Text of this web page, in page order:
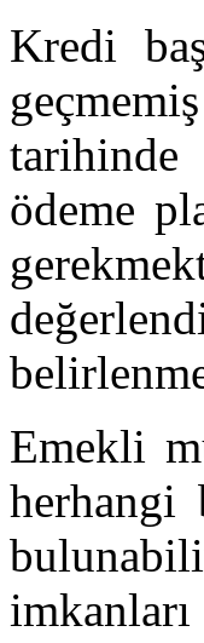
Kredi
tarihinde
ödeme
Emekli
herhangi